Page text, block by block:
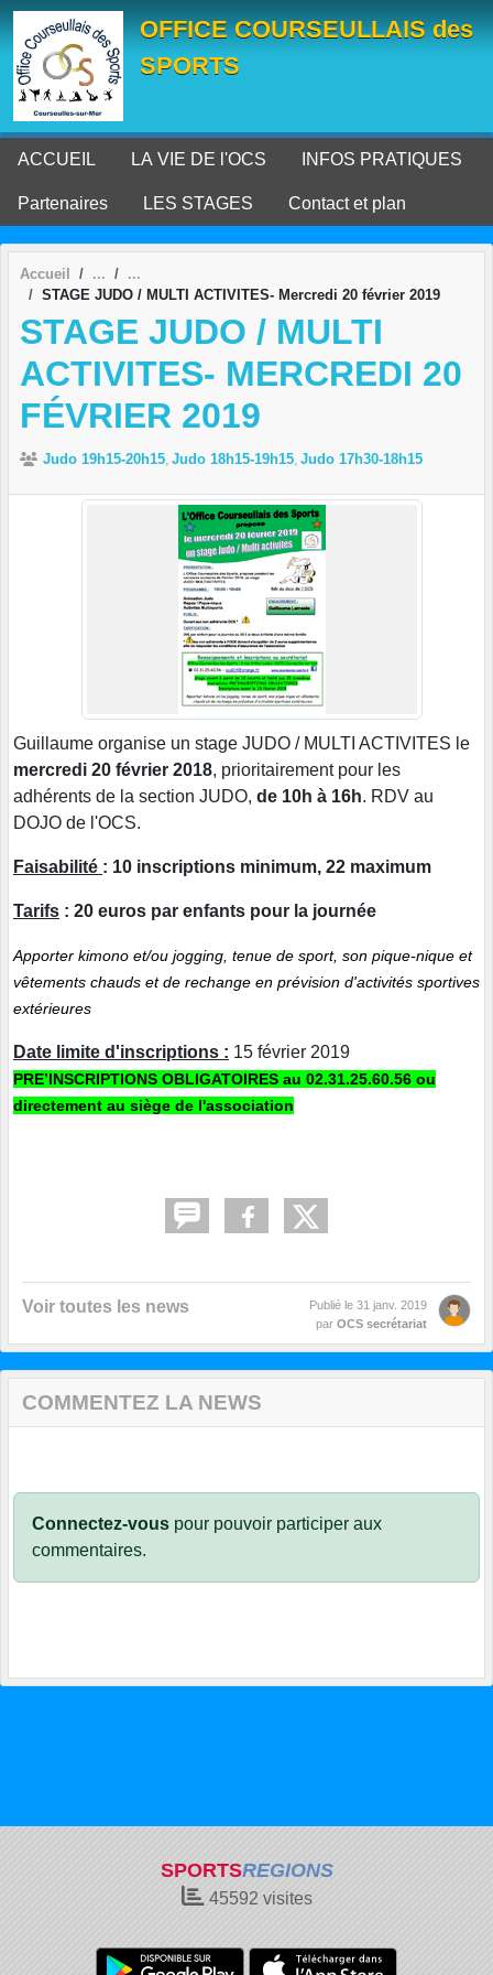
OFFICE COURSEULLAIS des
SPORTS
ACCUEIL LA VIE DE l'OCS INFOS PRATIQUES
Partenaires LES STAGES Contact et plan
Accueil
STAGE JUDO / MULTI ACTIVITES- Mercredi 20 février 2019
STAGE JUDO / MULTI
ACTIVITES- MERCREDI 20
FÉVRIER 2019
Judo 19h15-20h15 Judo 18h15-19h15 Judo 17h30-18h15
Guillaume organise un stage JUDO / MULTI ACTIVITES le
mercredi 20 février 2018, prioritairement pour les
adhérents de la section JUDO, de 10h à 16h. RDV au
DOJO de l'OCS.
Faisabilité : 10 inscriptions minimum, 22 maximum
Tarifs : 20 euros par enfants pour la journée
Apporter kimono et/ou jogging, tenue de sport, son pique-nique et
vêtements chauds et de rechange en prévision d'activités sportives
extérieures
Date limite d'inscriptions : 15 février 2019
PRE’INSCRIPTIONS OBLIGATOIRES au 02.31.25.60.56 ou
directement au siège de l'association
Voir toutes les news Publié le 31 janv. 2019
par OCS secrétariat
COMMENTEZ LA NEWS
Connectez-vous pour pouvoir participer aux
commentaires.
SPORTSREGIONS
45592 visites
Panneau de gestion des cookies